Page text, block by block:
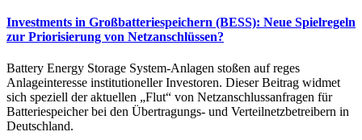
Investments in Großbatteriespeichern (BESS): Neue Spielregeln
zur Priorisierung von Netzanschlüssen?
Battery Energy Storage System-Anlagen stoßen auf reges
Anlageinteresse institutioneller Investoren. Dieser Beitrag widmet
sich speziell der aktuellen „Flut“ von Netzanschlussanfragen für
Batteriespeicher bei den Übertragungs- und Verteilnetzbetreibern in
Deutschland.